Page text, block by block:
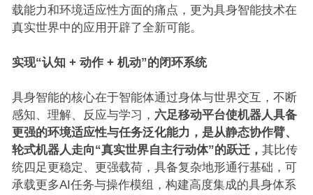
载能力和环境适应性方面的痛点，更为具身智能技术在
真实世界中的应用开辟了全新可能。
实现“认知 + 动作 + 机动”的闭环系统
具身智能的核心在于智能体通过身体与世界交互，不断
感知、理解、反应与学习， 六足移动平台使机器人具备
更强的环境适应性与任务泛化能力，是从静态协作臂、
轮式机器人走向“真实世界自主行动体”的跃迁， 其比传
统四足更稳定、更强载荷，具备复杂地形通行基础，可
承载更多AI任务与操作模组，构建高度集成的具身体系